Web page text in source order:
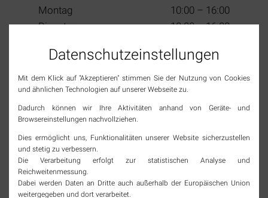
Montag
10:00 – 16:00
Dienstag
10:00 – 16:00
Donnerstag
10:00 – 16:00
Freitag
10:00 – 16:00
Samstag (2. & 4. im Monat)
10:00 – 13:00
Sonn- & Feiertage
geschlossen
SOCIAL MEDIA
Jetzt Tourismus Rheinfelden (Baden) folgen und
immer top informiert bleiben!
Datenschutz­einstellungen
Mit dem Klick auf "Akzeptieren" stimmen Sie der Nutzung von Cookies
und ähnlichen Technologien auf unserer Webseite zu.
Dadurch können wir Ihre Aktivitäten anhand von Geräte- und
Browsereinstellungen nachvollziehen.
Dies ermöglicht uns, Funktionalitäten unserer Website sicherzustellen
und stetig zu verbessern.
Die Verarbeitung erfolgt zur statistischen Analyse und
Reichweitenmessung.
Dabei werden Daten an Dritte auch außerhalb der Europäischen Union
weitergegeben und dort verarbeitet.